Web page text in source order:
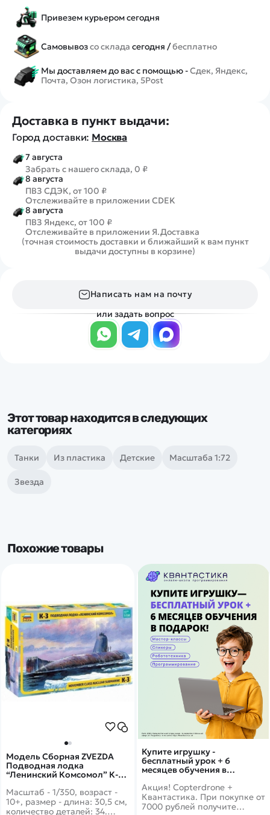
Привезем курьером сегодня
Самовывозсо склада сегодня /бесплатно
Мы доставляем до вас с помощью -Сдек, Яндекс,
Почта, Озон логистика, 5Post
Доставка в пункт выдачи:
Город доставки: Москва
7 августа
Забрать с нашего склада, 0 ₽
8 августа
ПВЗ СДЭК, от 100 ₽
Отслеживайте в приложении CDEK
8 августа
ПВЗ Яндекс, от 100 ₽
Отслеживайте в приложении Я.Доставка
(точная стоимость доставки и ближайший к вам пункт
выдачи доступны в корзине)
Написать нам на почту
или задать вопрос
Этот товар находится в следующих
категориях
Танки Из пластика Детские Масштаба 1:72
Звезда
Похожие товары
Купите игрушку -
бесплатный урок + 6
месяцев обучения в
Акция! Copterdrone +
Квантастика. При покупке от
7000 рублей получите
Модель Сборная ZVEZDA
Подводная лодка
“Ленинский Комсомол” К-3,
Масштаб - 1/350, возраст -
10+, размер - длина: 30,5 см,
количество деталей: 34.